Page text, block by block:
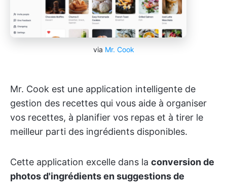
via Mr. Cook
Mr. Cook est une application intelligente de
gestion des recettes qui vous aide à organiser
vos recettes, à planifier vos repas et à tirer le
meilleur parti des ingrédients disponibles.
Cette application excelle dans la conversion de
photos d'ingrédients en suggestions de